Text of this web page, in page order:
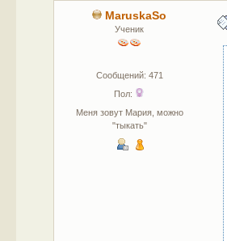
MaruskaSo
Ученик
Сообщений: 471
Пол:
Меня зовут Мария, можно
"тыкать"